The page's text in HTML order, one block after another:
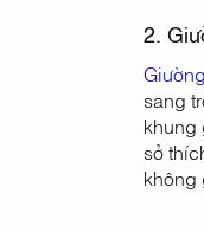
2.
sang
khung
sở
không